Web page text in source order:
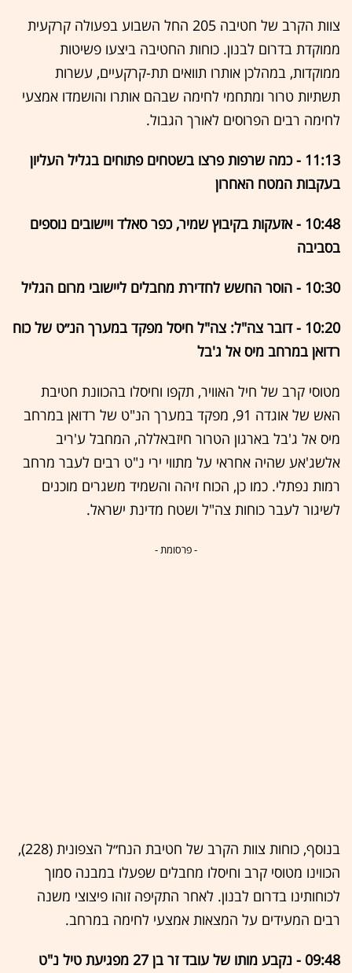
צוות הקרב של חטיבה 205 החל השבוע בפעולה קרקעית
ממוקדת בדרום לבנון. כוחות החטיבה ביצעו פשיטות
ממוקדות, במהלכן אותרו תוואים תת-קרקעיים, עשרות
תשתיות טרור ומתחמי לחימה שבהם אותרו והושמדו אמצעי
לחימה רבים הפרוסים לאורך הגבול.
11:13 - כמה שרפות פרצו בשטחים פתוחים בגליל העליון
בעקבות המטח האחרון
10:48 - אזעקות בקיבוץ שמיר, כפר סאלד ויישובים נוספים
בסביבה
10:30 - הוסר החשש לחדירת מחבלים ליישובי מרום הגליל
10:20 - דובר צה"ל: צה"ל חיסל מפקד במערך הנ״ט של כוח
רדואן במרחב מיס אל ג'בל
מטוסי קרב של חיל האוויר, תקפו וחיסלו בהכוונת חטיבת
האש של אוגדה 91, מפקד במערך הנ"ט של רדואן במרחב
מיס אל ג'בל בארגון הטרור חיזבאללה, המחבל ע'ריב
אלשג'אע שהיה אחראי על מתווי ירי נ"ט רבים לעבר מרחב
רמות נפתלי. כמו כן, הכוח זיהה והשמיד משגרים מוכנים
לשיגור לעבר כוחות צה"ל ושטח מדינת ישראל.
- פרסומת -
בנוסף, כוחות צוות הקרב של חטיבת הנח״ל הצפונית (228),
הכווינו מטוסי קרב וחיסלו מחבלים שפעלו במבנה סמוך
לכוחותינו בדרום לבנון. לאחר התקיפה זוהו פיצוצי משנה
רבים המעידים על המצאות אמצעי לחימה במרחב.
09:48 - נקבע מותו של עובד זר בן 27 מפגיעת טיל נ"ט